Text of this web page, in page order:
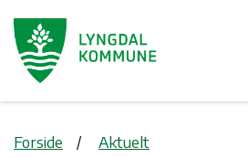
Forside
Aktuelt